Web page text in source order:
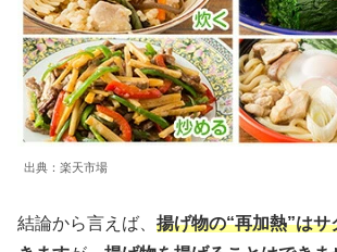
出典：楽天市場
結論から言えば、 揚げ物の“再加熱”は